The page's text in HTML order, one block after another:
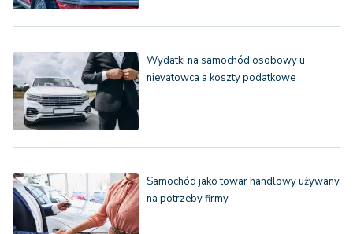
Wydatki na samochód osobowy u
nievatowca a koszty podatkowe
Samochód jako towar handlowy używany
na potrzeby firmy